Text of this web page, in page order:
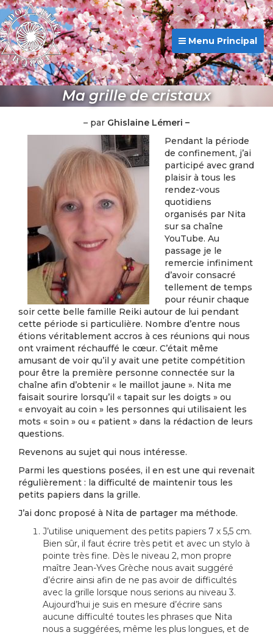
Menu Principal
Ma grille de cristaux
– par Ghislaine Lémeri –
Pendant la période
de confinement, j’ai
participé avec grand
plaisir à tous les
rendez-vous
quotidiens
organisés par Nita
sur sa chaîne
YouTube. Au
passage je le
remercie infiniment
d’avoir consacré
tellement de temps
pour réunir chaque
soir cette belle famille Reiki autour de lui pendant
cette période si particulière. Nombre d’entre nous
étions véritablement accros à ces réunions qui nous
ont vraiment réchauffé le cœur. C’était même
amusant de voir qu’il y avait une petite compétition
pour être la première personne connectée sur la
chaîne afin d’obtenir « le maillot jaune ». Nita me
faisait sourire lorsqu’il « tapait sur les doigts » ou
« envoyait au coin » les personnes qui utilisaient les
mots « soin » ou « patient » dans la rédaction de leurs
questions.
Revenons au sujet qui nous intéresse.
Parmi les questions posées, il en est une qui revenait
régulièrement : la difficulté de maintenir tous les
petits papiers dans la grille.
J’ai donc proposé à Nita de partager ma méthode.
J’utilise uniquement des petits papiers 7 x 5,5 cm.
Bien sûr, il faut écrire très petit et avec un stylo à
pointe très fine. Dès le niveau 2, mon propre
maître Jean-Yves Grèche nous avait suggéré
d’écrire ainsi afin de ne pas avoir de difficultés
avec la grille lorsque nous serions au niveau 3.
Aujourd’hui je suis en mesure d’écrire sans
aucune difficulté toutes les phrases que Nita
nous a suggérées, même les plus longues, et de